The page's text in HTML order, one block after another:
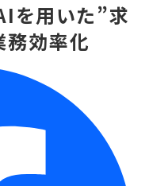
を用いた”求
効率化